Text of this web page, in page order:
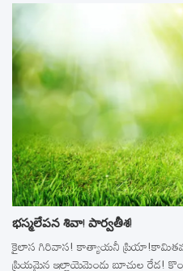
భస్మలేపన శివా! పార్వతీశ!
కైలాస గిరివాస! కాత్యాయనీ
ప్రియమైన ఇల్లాయెమెండు బూచుల రేడ!